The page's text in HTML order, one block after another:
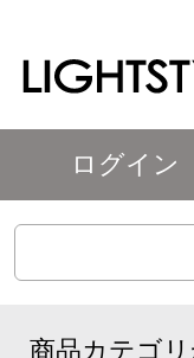
ログイン
商品カテゴ